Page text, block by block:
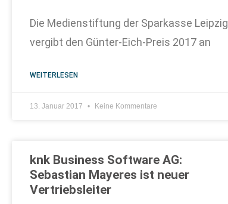
Die Medienstiftung der Sparkasse Leipzig
vergibt den Günter-Eich-Preis 2017 an
WEITERLESEN
13. Januar 2017 Keine Kommentare
knk Business Software AG:
Sebastian Mayeres ist neuer
Vertriebsleiter